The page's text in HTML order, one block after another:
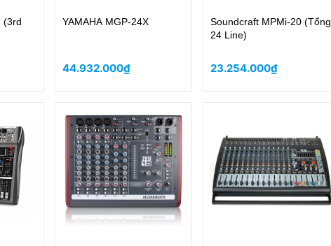
(3rd
YAMAHA MGP-24X
44.932.000₫
Soundcraft MPMi-20 (Tổng
24 Line)
23.254.000₫